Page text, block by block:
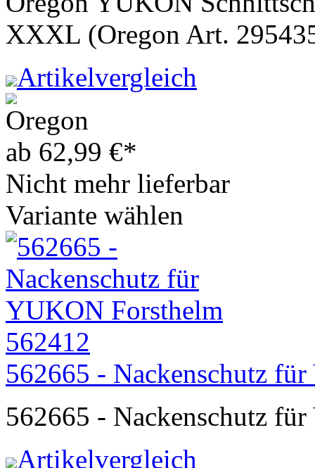
XXXL (Oregon Art.
Artikelvergleich
ab 62,99 €*
Nicht mehr lieferbar
Variante wählen
562665 - Nackenschutz
562665 - Nackenschutz
Artikelvergleich